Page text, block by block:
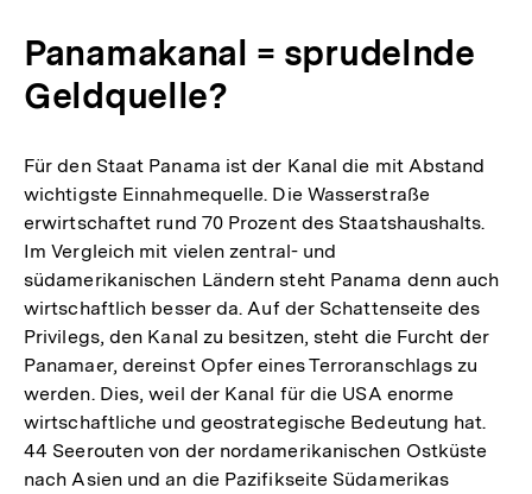
Panamakanal = sprudelnde
Geldquelle?
Für den Staat Panama ist der Kanal die mit Abstand
wichtigste Einnahmequelle. Die Wasserstraße
erwirtschaftet rund 70 Prozent des Staatshaushalts.
Im Vergleich mit vielen zentral- und
südamerikanischen Ländern steht Panama denn auch
wirtschaftlich besser da. Auf der Schattenseite des
Privilegs, den Kanal zu besitzen, steht die Furcht der
Panamaer, dereinst Opfer eines Terroranschlags zu
werden. Dies, weil der Kanal für die USA enorme
wirtschaftliche und geostrategische Bedeutung hat.
44 Seerouten von der nordamerikanischen Ostküste
nach Asien und an die Pazifikseite Südamerikas